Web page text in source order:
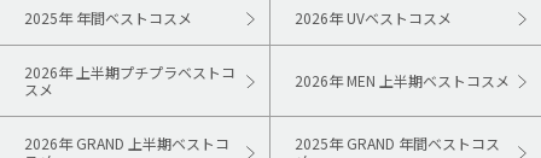
2025年 年間ベストコスメ 2026年 UVベストコスメ
2026年 上半期プチプラベストコ
スメ
2026年 MEN 上半期ベストコスメ
2026年 GRAND 上半期ベストコ
2025年 GRAND 年間ベストコス